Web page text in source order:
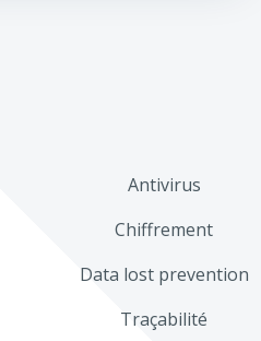
Antivirus
Chiffrement
Data lost prevention
Traçabilité